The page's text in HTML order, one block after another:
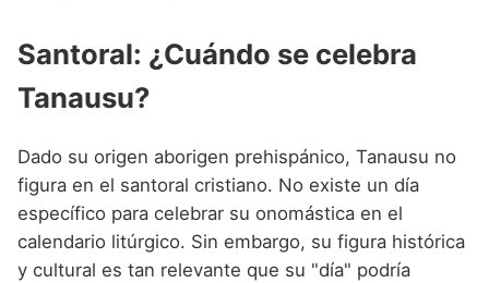
Santoral: ¿Cuándo se celebra
Tanausu?
Dado su origen aborigen prehispánico, Tanausu no
figura en el santoral cristiano. No existe un día
específico para celebrar su onomástica en el
calendario litúrgico. Sin embargo, su figura histórica
y cultural es tan relevante que su "día" podría